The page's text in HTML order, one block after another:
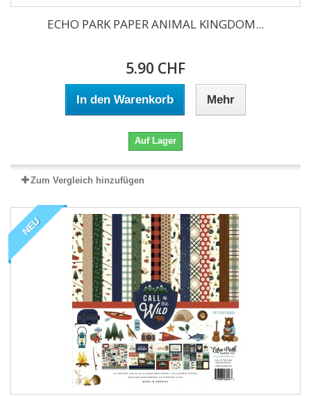
ECHO PARK PAPER ANIMAL KINGDOM...
5.90 CHF
In den Warenkorb Mehr
Auf Lager
Zum Vergleich hinzufügen
NEU